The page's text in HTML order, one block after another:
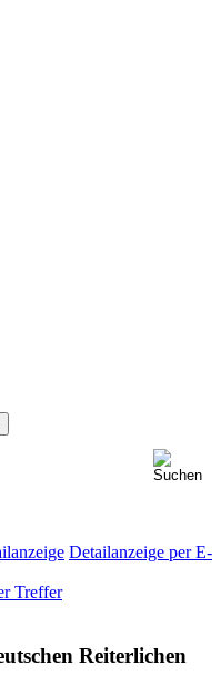
Detailanzeige per E-
Treffer
Reiterlichen